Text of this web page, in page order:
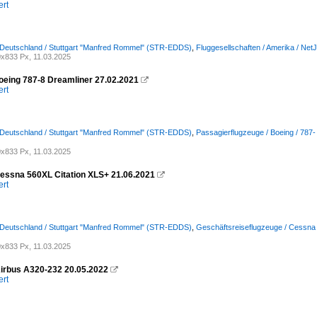
/ Stuttgart "Manfred Rommel" (STR-EDDS) Fluggesellschaften / Amerika /
Px, 11.03.2025
787-8 Dreamliner 27.02.2021 
/ Stuttgart "Manfred Rommel" (STR-EDDS) Passagierflugzeuge / Boeing /
Px, 11.03.2025
560XL Citation XLS+ 21.06.2021 
/ Stuttgart "Manfred Rommel" (STR-EDDS) Geschäftsreiseflugzeuge / Cessna
Px, 11.03.2025
A320-232 20.05.2022 